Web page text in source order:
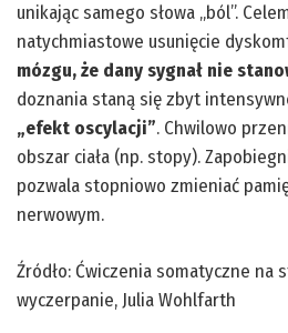
unikając samego słowa „ból”.
natychmiastowe usunięcie
mózgu, że dany sygnał nie
doznania staną się zbyt
„efekt oscylacji”. Chwilowo
obszar ciała (np. stopy).
pozwala stopniowo zmieniać
nerwowym.
Źródło:Ćwiczenia somatyczne na
wyczerpanie, Julia Wohlfarth